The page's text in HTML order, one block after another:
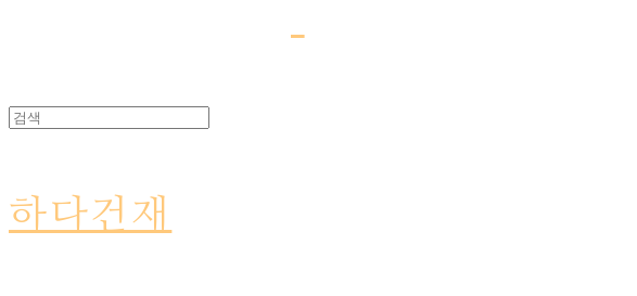
하다건재